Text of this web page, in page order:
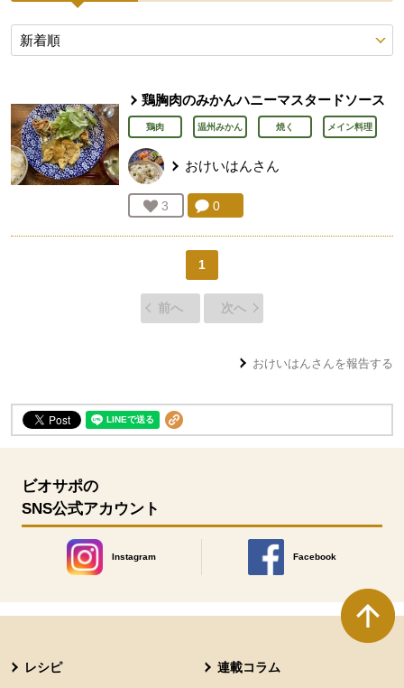
投稿レシピ
鶏胸肉のみかんハニーマスタードソース
鶏肉 温州みかん 焼く メイン料理
おけいはんさん
お気に入り登録：
3 人が登録コメント：
0
1
前へ 次へ
おけいはんさんを報告する
ビオサポの
SNS公式アカウント
Instagram
別のウィンドウで開きます。
Facebook
別のウィンドウで開きます
レシピ 連載コラム